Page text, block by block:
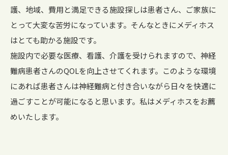
護、地域、費用と満足できる施設探しは患者さん、ご家族に
とって大変な苦労になっています。そんなときにメディホス
はとても助かる施設です。
施設内で必要な医療、看護、介護を受けられますので、神経
難病患者さんのQOLを向上させてくれます。このような環境
にあれば患者さんは神経難病と付き合いながら日々を快適に
過ごすことが可能になると思います。私はメディホスをお薦
めいたします。